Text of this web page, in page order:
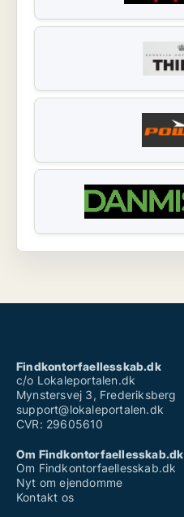
Findkontorfaellesskab.dk
c/o Lokaleportalen.dk
Mynstersvej 3, Frederiksberg
support@lokaleportalen.dk
CVR: 29605610
Om Findkontorfaellesskab.dk
Om Findkontorfaellesskab.dk
Nyt om ejendomme
Kontakt os